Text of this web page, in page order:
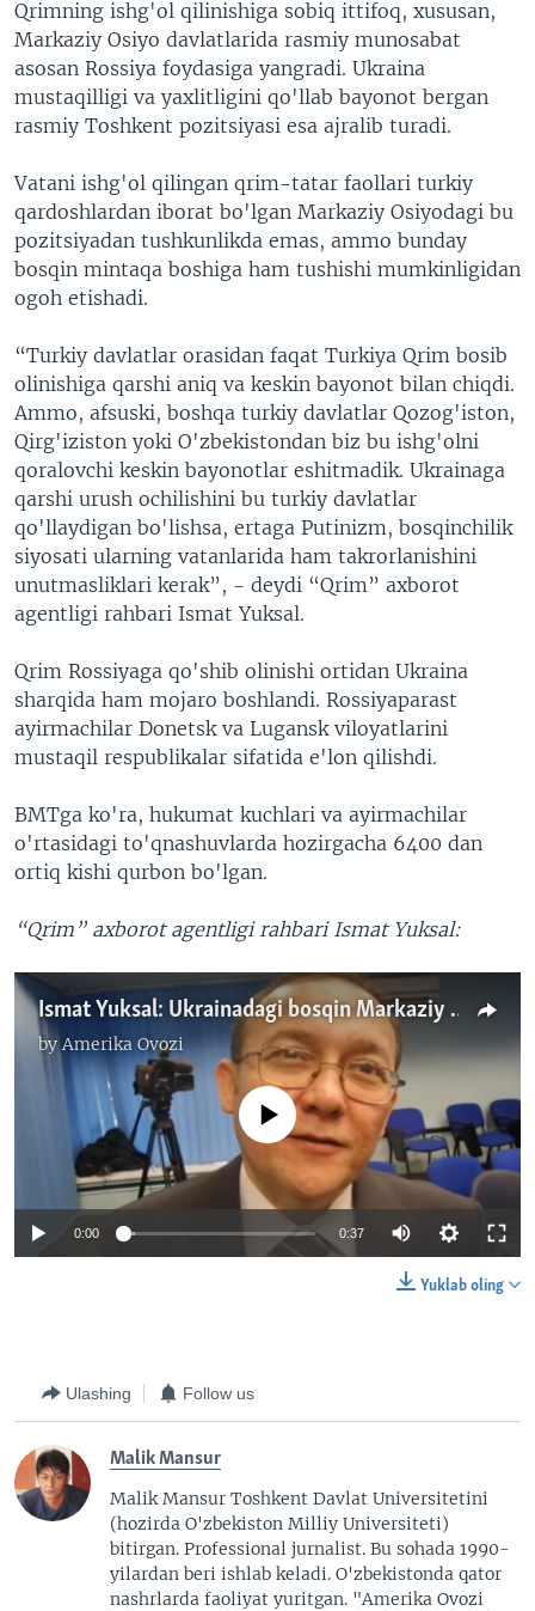
Qrimning ishg'ol qilinishiga sobiq ittifoq, xususan,
Markaziy Osiyo davlatlarida rasmiy munosabat
asosan Rossiya foydasiga yangradi. Ukraina
mustaqilligi va yaxlitligini qo'llab bayonot bergan
rasmiy Toshkent pozitsiyasi esa ajralib turadi.
Vatani ishg'ol qilingan qrim-tatar faollari turkiy
qardoshlardan iborat bo'lgan Markaziy Osiyodagi bu
pozitsiyadan tushkunlikda emas, ammo bunday
bosqin mintaqa boshiga ham tushishi mumkinligidan
ogoh etishadi.
“Turkiy davlatlar orasidan faqat Turkiya Qrim bosib
olinishiga qarshi aniq va keskin bayonot bilan chiqdi.
Ammo, afsuski, boshqa turkiy davlatlar Qozog'iston,
Qirg'iziston yoki O'zbekistondan biz bu ishg'olni
qoralovchi keskin bayonotlar eshitmadik. Ukrainaga
qarshi urush ochilishini bu turkiy davlatlar
qo'llaydigan bo'lishsa, ertaga Putinizm, bosqinchilik
siyosati ularning vatanlarida ham takrorlanishini
unutmasliklari kerak”, - deydi “Qrim” axborot
agentligi rahbari Ismat Yuksal.
Qrim Rossiyaga qo'shib olinishi ortidan Ukraina
sharqida ham mojaro boshlandi. Rossiyaparast
ayirmachilar Donetsk va Lugansk viloyatlarini
mustaqil respublikalar sifatida e'lon qilishdi.
BMTga ko'ra, hukumat kuchlari va ayirmachilar
o'rtasidagi to'qnashuvlarda hozirgacha 6400 dan
ortiq kishi qurbon bo'lgan.
“Qrim” axborot agentligi rahbari Ismat Yuksal:
Ismat Yuksal: Ukrainadagi bosqin Markaziy Osiyo boshiga ham tushishi mumkin
byAmerika Ovozi
No media source currently available
0:00 0:37
Yuklab oling
Ulashing Follow us
Malik Mansur
Malik Mansur Toshkent Davlat Universitetini
(hozirda O'zbekiston Milliy Universiteti)
bitirgan. Professional jurnalist. Bu sohada 1990-
yilardan beri ishlab keladi. O'zbekistonda qator
nashrlarda faoliyat yuritgan. "Amerika Ovozi